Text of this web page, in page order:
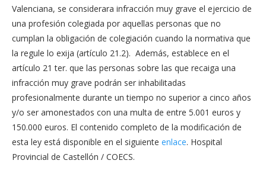
Valenciana, se considerara infracción muy grave el ejercicio de
una profesión colegiada por aquellas personas que no
cumplan la obligación de colegiación cuando la normativa que
la regule lo exija (artículo 21.2). Además, establece en el
artículo 21 ter. que las personas sobre las que recaiga una
infracción muy grave podrán ser inhabilitadas
profesionalmente durante un tiempo no superior a cinco años
y/o ser amonestados con una multa de entre 5.001 euros y
150.000 euros. El contenido completo de la modificación de
esta ley está disponible en el siguiente enlace. Hospital
Provincial de Castellón / COECS.